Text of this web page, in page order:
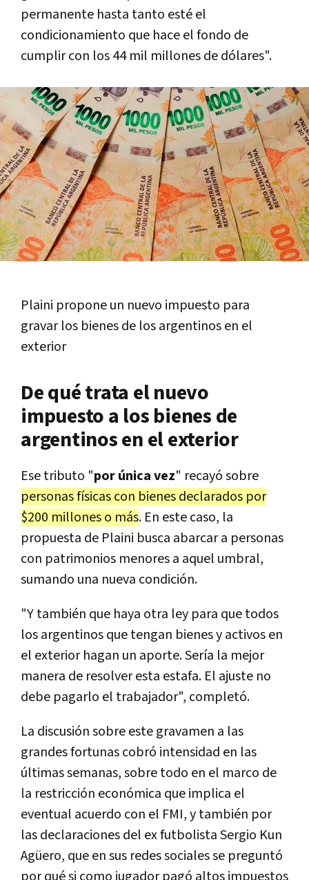
permanente hasta tanto esté el
condicionamiento que hace el fondo de
cumplir con los 44 mil millones de dólares".
Plaini propone un nuevo impuesto para
gravar los bienes de los argentinos en el
exterior
De qué trata el nuevo
impuesto a los bienes de
argentinos en el exterior
Ese tributo "por única vez" recayó sobre
personas físicas con bienes declarados por
$200 millones o más. En este caso, la
propuesta de Plaini busca abarcar a personas
con patrimonios menores a aquel umbral,
sumando una nueva condición.
"Y también que haya otra ley para que todos
los argentinos que tengan bienes y activos en
el exterior hagan un aporte. Sería la mejor
manera de resolver esta estafa. El ajuste no
debe pagarlo el trabajador", completó.
La discusión sobre este gravamen a las
grandes fortunas cobró intensidad en las
últimas semanas, sobre todo en el marco de
la restricción económica que implica el
eventual acuerdo con el FMI, y también por
las declaraciones del ex futbolista Sergio Kun
Agüero, que en sus redes sociales se preguntó